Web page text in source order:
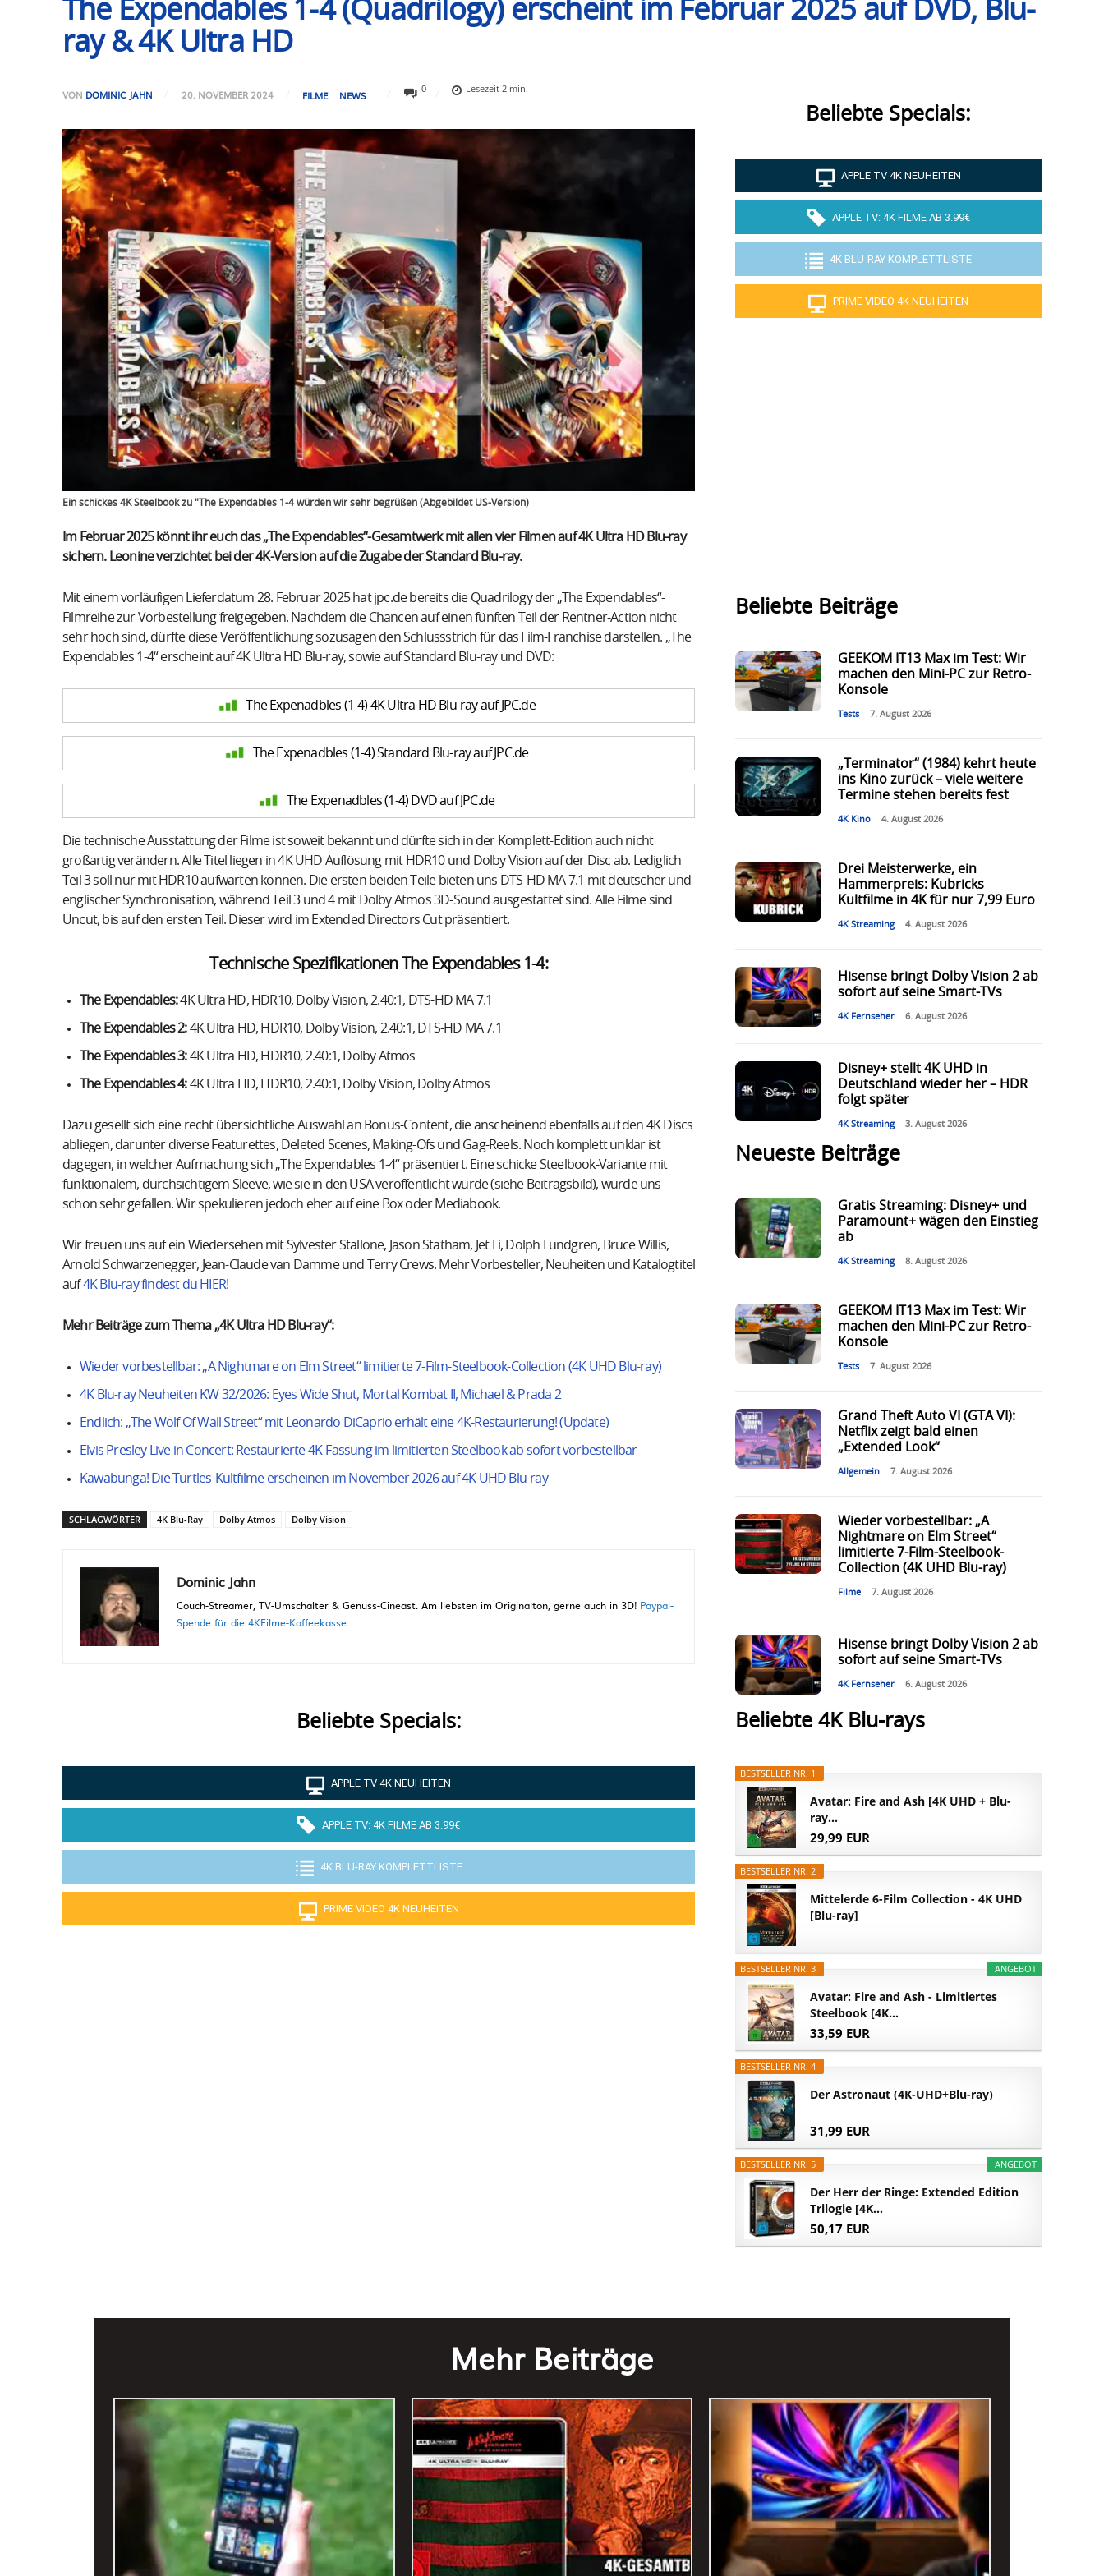
The Expendables 1-4 (Quadrilogy) erscheint im Februar 2025 auf DVD, Blu-
ray & 4K Ultra HD
VON DOMINIC JAHN 20. NOVEMBER 2024 FILME NEWS
0 Lesezeit2 min.
Ein schickes 4K Steelbook zu "The Expendables 1-4 würden wir sehr begrüßen (Abgebildet US-Version)
Im Februar 2025 könnt ihr euch das „The Expendables“-Gesamtwerk mit allen vier Filmen auf 4K Ultra HD Blu-ray
sichern. Leonine verzichtet bei der 4K-Version auf die Zugabe der Standard Blu-ray.
Mit einem vorläufigen Lieferdatum 28. Februar 2025 hat jpc.de bereits die Quadrilogy der „The Expendables“-
Filmreihe zur Vorbestellung freigegeben. Nachdem die Chancen auf einen fünften Teil der Rentner-Action nicht
sehr hoch sind, dürfte diese Veröffentlichung sozusagen den Schlussstrich für das Film-Franchise darstellen. „The
Expendables 1-4“ erscheint auf 4K Ultra HD Blu-ray, sowie auf Standard Blu-ray und DVD:
The Expenadbles (1-4) 4K Ultra HD Blu-ray auf JPC.de
The Expenadbles (1-4) Standard Blu-ray auf JPC.de
The Expenadbles (1-4) DVD auf JPC.de
Die technische Ausstattung der Filme ist soweit bekannt und dürfte sich in der Komplett-Edition auch nicht
großartig verändern. Alle Titel liegen in 4K UHD Auflösung mit HDR10 und Dolby Vision auf der Disc ab. Lediglich
Teil 3 soll nur mit HDR10 aufwarten können. Die ersten beiden Teile bieten uns DTS-HD MA 7.1 mit deutscher und
englischer Synchronisation, während Teil 3 und 4 mit Dolby Atmos 3D-Sound ausgestattet sind. Alle Filme sind
Uncut, bis auf den ersten Teil. Dieser wird im Extended Directors Cut präsentiert.
Technische Spezifikationen The Expendables 1-4:
The Expendables:4K Ultra HD, HDR10, Dolby Vision, 2.40:1, DTS-HD MA 7.1
The Expendables 2:4K Ultra HD, HDR10, Dolby Vision, 2.40:1, DTS-HD MA 7.1
The Expendables 3:4K Ultra HD, HDR10, 2.40:1, Dolby Atmos
The Expendables 4:4K Ultra HD, HDR10, 2.40:1, Dolby Vision, Dolby Atmos
Dazu gesellt sich eine recht übersichtliche Auswahl an Bonus-Content, die anscheinend ebenfalls auf den 4K Discs
abliegen, darunter diverse Featurettes, Deleted Scenes, Making-Ofs und Gag-Reels. Noch komplett unklar ist
dagegen, in welcher Aufmachung sich „The Expendables 1-4“ präsentiert. Eine schicke Steelbook-Variante mit
funktionalem, durchsichtigem Sleeve, wie sie in den USA veröffentlicht wurde (siehe Beitragsbild), würde uns
schon sehr gefallen. Wir spekulieren jedoch eher auf eine Box oder Mediabook.
Wir freuen uns auf ein Wiedersehen mit Sylvester Stallone, Jason Statham, Jet Li, Dolph Lundgren, Bruce Willis,
Arnold Schwarzenegger, Jean-Claude van Damme und Terry Crews. Mehr Vorbesteller, Neuheiten und Katalogtitel
auf4K Blu-ray findest du HIER!
Mehr Beiträge zum Thema „4K Ultra HD Blu-ray“:
Wieder vorbestellbar: „A Nightmare on Elm Street“ limitierte 7-Film-Steelbook-Collection (4K UHD Blu-ray)
4K Blu-ray Neuheiten KW 32/2026: Eyes Wide Shut, Mortal Kombat II, Michael & Prada 2
Endlich: „The Wolf Of Wall Street“ mit Leonardo DiCaprio erhält eine 4K-Restaurierung! (Update)
Elvis Presley Live in Concert: Restaurierte 4K-Fassung im limitierten Steelbook ab sofort vorbestellbar
Kawabunga! Die Turtles-Kultfilme erscheinen im November 2026 auf 4K UHD Blu-ray
SCHLAGWÖRTER 4K Blu-Ray Dolby Atmos Dolby Vision
Dominic Jahn
Couch-Streamer, TV-Umschalter & Genuss-Cineast. Am liebsten im Originalton, gerne auch in 3D! Paypal-
Spende für die 4KFilme-Kaffeekasse
Beliebte Specials:
APPLE TV 4K NEUHEITEN
APPLE TV: 4K FILME AB 3.99€
4K BLU-RAY KOMPLETTLISTE
PRIME VIDEO 4K NEUHEITEN
Beliebte Specials:
APPLE TV 4K NEUHEITEN
APPLE TV: 4K FILME AB 3.99€
4K BLU-RAY KOMPLETTLISTE
PRIME VIDEO 4K NEUHEITEN
Beliebte Beiträge
GEEKOM IT13 Max im Test: Wir
machen den Mini-PC zur Retro-
Konsole
Tests 7. August 2026
„Terminator“ (1984) kehrt heute
ins Kino zurück – viele weitere
Termine stehen bereits fest
4K Kino 4. August 2026
Drei Meisterwerke, ein
Hammerpreis: Kubricks
Kultfilme in 4K für nur 7,99 Euro
4K Streaming 4. August 2026
Hisense bringt Dolby Vision 2 ab
sofort auf seine Smart-TVs
4K Fernseher 6. August 2026
Disney+ stellt 4K UHD in
Deutschland wieder her – HDR
folgt später
4K Streaming 3. August 2026
Neueste Beiträge
Gratis Streaming: Disney+ und
Paramount+ wägen den Einstieg
ab
4K Streaming 8. August 2026
GEEKOM IT13 Max im Test: Wir
machen den Mini-PC zur Retro-
Konsole
Tests 7. August 2026
Grand Theft Auto VI (GTA VI):
Netflix zeigt bald einen
„Extended Look“
Allgemein 7. August 2026
Wieder vorbestellbar: „A
Nightmare on Elm Street“
limitierte 7-Film-Steelbook-
Collection (4K UHD Blu-ray)
Filme 7. August 2026
Hisense bringt Dolby Vision 2 ab
sofort auf seine Smart-TVs
4K Fernseher 6. August 2026
Beliebte 4K Blu-rays
BESTSELLER NR. 1
Avatar: Fire and Ash [4K UHD + Blu-
ray...
29,99 EUR
BESTSELLER NR. 2
Mittelerde 6-Film Collection - 4K UHD
[Blu-ray]
ANGEBOT
BESTSELLER NR. 3
Avatar: Fire and Ash - Limitiertes
Steelbook [4K...
33,59 EUR
BESTSELLER NR. 4
Der Astronaut (4K-UHD+Blu-ray)
31,99 EUR
ANGEBOT
BESTSELLER NR. 5
Der Herr der Ringe: Extended Edition
Trilogie [4K...
50,17 EUR
Mehr Beiträge